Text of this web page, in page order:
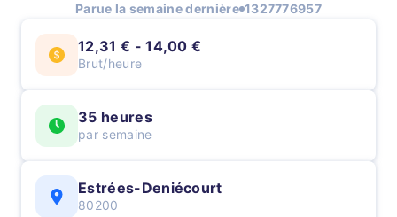
Parue la semaine dernière 1327776957
12,31 € - 14,00 €
Brut/heure
35 heures
par semaine
Estrées-Deniécourt
80200